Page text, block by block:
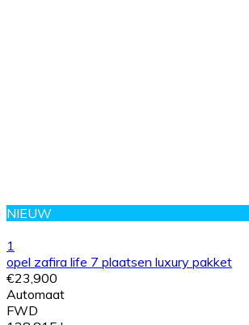
NIEUW
1
opel zafira life 7 plaatsen luxury pakket
€23,900
Automaat
FWD